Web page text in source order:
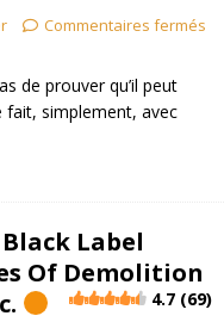
Commentaires fermés
de prouver qu’il peut
fait, simplement, avec
Label
Of Demolition
4.7 (69)